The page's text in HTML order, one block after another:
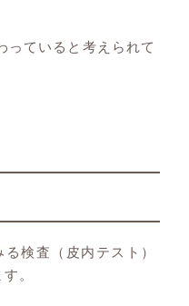
っていると考えられて
検査（皮内テスト）
。